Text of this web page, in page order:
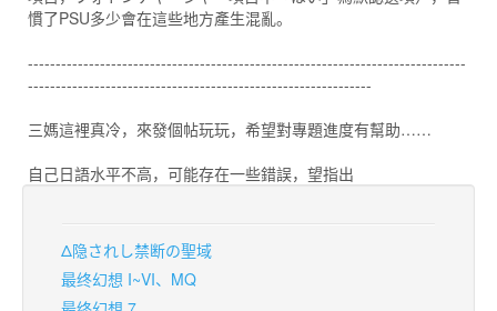
慣了PSU多少會在這些地方產生混亂。
-------------------------------------------------------------------------------
--------------------------------------------------------------
三媽這裡真冷，來發個帖玩玩，希望對專題進度有幫助……
自己日語水平不高，可能存在一些錯誤，望指出
Δ隐されし禁断の聖域
最终幻想 I~VI、MQ